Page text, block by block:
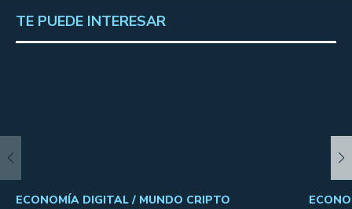
TE PUEDE INTERESAR
ECONOMÍA DIGITAL / MUNDO CRIPTO